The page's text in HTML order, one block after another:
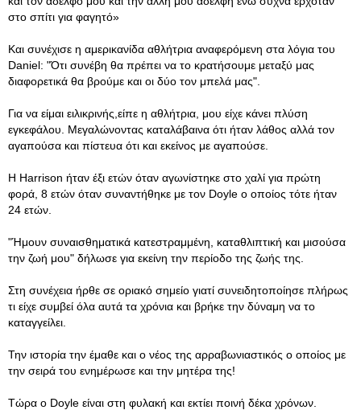
στο σπίτι για φαγητό»
Και συνέχισε η αμερικανίδα αθλήτρια αναφερόμενη στα λόγια του
Daniel: "Ότι συνέβη θα πρέπει να το κρατήσουμε μεταξύ μας
διαφορετικά θα βρούμε και οι δύο τον μπελά μας".
Για να είμαι ειλικρινής,είπε η αθλήτρια, μου είχε κάνει πλύση
εγκεφάλου. Μεγαλώνοντας καταλάβαινα ότι ήταν λάθος αλλά τον
αγαπούσα και πίστευα ότι και εκείνος με αγαπούσε.
Η Harrison ήταν έξι ετών όταν αγωνίστηκε στο χαλί για πρώτη
φορά, 8 ετών όταν συναντήθηκε με τον Doyle ο οποίος τότε ήταν
24 ετών.
"Ήμουν συναισθηματικά κατεστραμμένη, καταθλιπτική και μισούσα
την ζωή μου" δήλωσε για εκείνη την περίοδο της ζωής της.
Στη συνέχεια ήρθε σε οριακό σημείο γιατί συνειδητοποίησε πλήρως
τι είχε συμβεί όλα αυτά τα χρόνια και βρήκε την δύναμη να το
καταγγείλει.
Την ιστορία την έμαθε και ο νέος της αρραβωνιαστικός ο οποίος με
την σειρά του ενημέρωσε και την μητέρα της!
Τώρα ο Doyle είναι στη φυλακή και εκτίει ποινή δέκα χρόνων.